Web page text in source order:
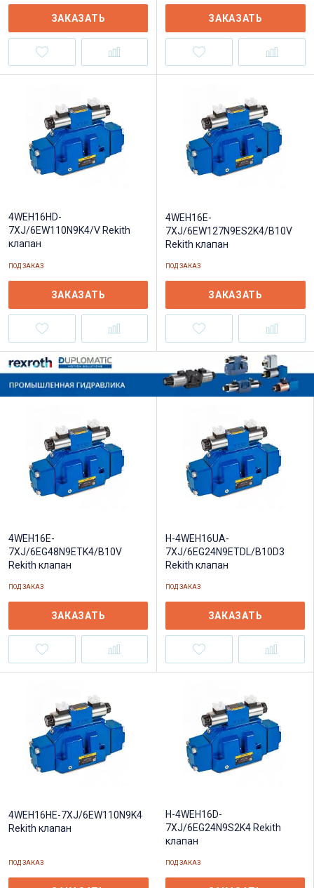
ЗАКАЗАТЬ ЗАКАЗАТЬ
4WEH16HD-
7XJ/6EW110N9K4/V Rekith
клапан
ПОД ЗАКАЗ
ЗАКАЗАТЬ
4WEH16E-
7XJ/6EW127N9ES2K4/B10V
Rekith клапан
ПОД ЗАКАЗ
ЗАКАЗАТЬ
4WEH16E-
7XJ/6EG48N9ETK4/B10V
Rekith клапан
ПОД ЗАКАЗ
ЗАКАЗАТЬ
H-4WEH16UA-
7XJ/6EG24N9ETDL/B10D3
Rekith клапан
ПОД ЗАКАЗ
ЗАКАЗАТЬ
4WEH16HE-7XJ/6EW110N9K4
Rekith клапан
ПОД ЗАКАЗ
H-4WEH16D-
7XJ/6EG24N9S2K4 Rekith
клапан
ПОД ЗАКАЗ